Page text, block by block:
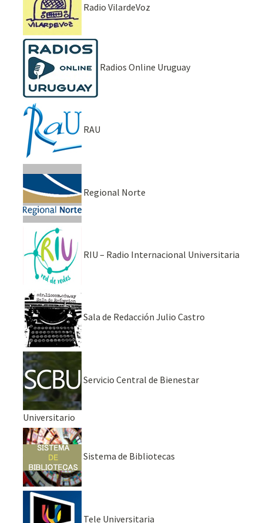
Radio VilardeVoz
Radios Online Uruguay
RAU
Regional Norte
RIU – Radio Internacional Universitaria
Sala de Redacción Julio Castro
Servicio Central de Bienestar
Universitario
Sistema de Bibliotecas
Tele Universitaria